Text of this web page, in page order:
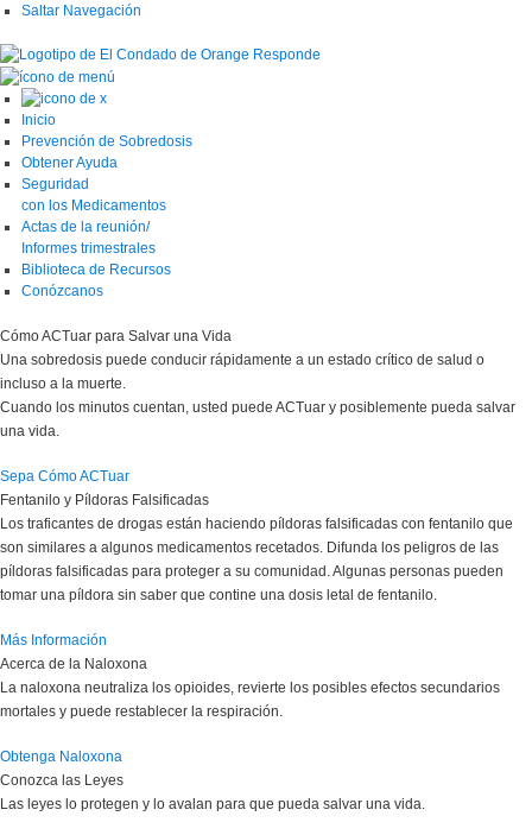
Saltar Navegación
Inicio
Prevención de Sobredosis
Obtener Ayuda
Seguridad
con los Medicamentos
Actas de la reunión/
Informes trimestrales
Biblioteca de Recursos
Conózcanos
Cómo ACTuar para Salvar una Vida
Una sobredosis puede conducir rápidamente a un estado crítico de salud o
incluso a la muerte.
Cuando los minutos cuentan, usted puede ACTuar y posiblemente pueda salvar
una vida.
Sepa Cómo ACTuar
Fentanilo y Píldoras Falsificadas
Los traficantes de drogas están haciendo píldoras falsificadas con fentanilo que
son similares a algunos medicamentos recetados. Difunda los peligros de las
píldoras falsificadas para proteger a su comunidad. Algunas personas pueden
tomar una píldora sin saber que contine una dosis letal de fentanilo.
Más Información
Acerca de la Naloxona
La naloxona neutraliza los opioides, revierte los posibles efectos secundarios
mortales y puede restablecer la respiración.
Obtenga Naloxona
Conozca las Leyes
Las leyes lo protegen y lo avalan para que pueda salvar una vida.